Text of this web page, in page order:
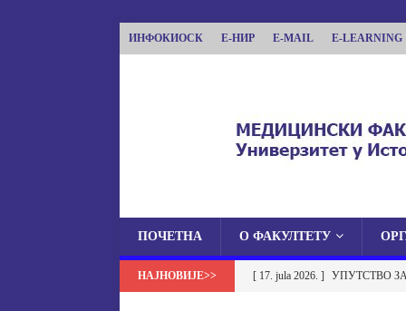
ИНФОКИОСК Е-НИР E-MAIL E-LEARNING
МЕДИЦИНСКИ
МЕДИЦИНСКИ ФАКУЛТЕТ
ПОЧЕТНА О ФАКУЛТЕТУ
[ 17. jula 2026. ] УПУТСТВО